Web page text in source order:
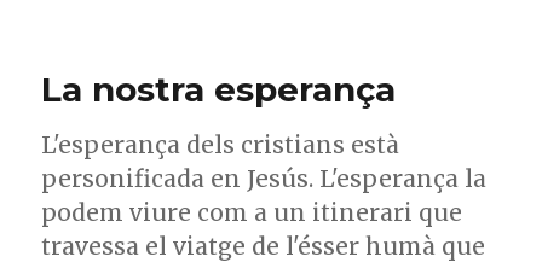
La nostra esperança
L'esperança dels cristians està
personificada en Jesús. L'esperança la
podem viure com a un itinerari que
travessa el viatge de l'ésser humà que